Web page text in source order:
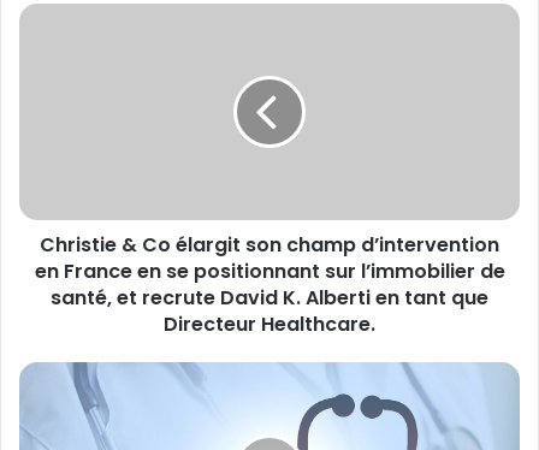
Christie
France
se
positionnant
de
recrute
Christie & Co élargit son champ d’intervention
en France en se positionnant sur l’immobilier de
santé, et recrute David K. Alberti en tant que
Directeur Healthcare.
La
d'Epargne